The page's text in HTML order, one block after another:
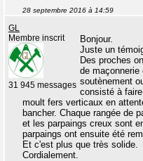
28 septembre 2016 à 14:59
GL
Membre inscrit
31 945 messages
Bonjour.
Juste un
Des proches
de
soutènement
consisté à
moult fers verticaux en
bancher. Chaque rangée de
et les parpaings creux sont
parpaings ont ensuite été
Et c'est plus que très solide.
Cordialement.